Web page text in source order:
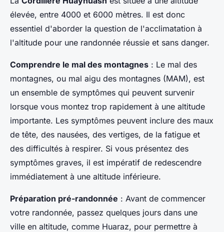
élevée, entre 4000 et 6000 mètres. Il est donc
essentiel d'aborder la question de l'acclimatation à
l'altitude pour une randonnée réussie et sans danger.
Comprendre le mal des montagnes : Le mal des
montagnes, ou mal aigu des montagnes (MAM), est
un ensemble de symptômes qui peuvent survenir
lorsque vous montez trop rapidement à une altitude
importante. Les symptômes peuvent inclure des maux
de tête, des nausées, des vertiges, de la fatigue et
des difficultés à respirer. Si vous présentez des
symptômes graves, il est impératif de redescendre
immédiatement à une altitude inférieure.
Préparation pré-randonnée : Avant de commencer
votre randonnée, passez quelques jours dans une
ville en altitude, comme Huaraz, pour permettre à